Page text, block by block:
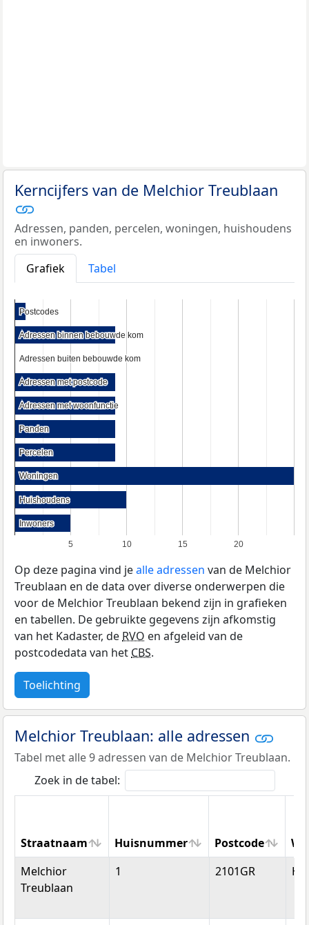
Kerncijfers van de Melchior Treublaan
Adressen, panden, percelen, woningen, huishoudens
en inwoners.
Grafiek
Tabel
5 10 15 20
Postcodes
Postcodes
Adressen binnen bebouwde kom
Adressen binnen bebouwde kom
Adressen buiten bebouwde kom
Adressen buiten bebouwde kom
Adressen met postcode
Adressen met postcode
Adressen met woonfunctie
Adressen met woonfunctie
Panden
Panden
Percelen
Percelen
Woningen
Woningen
Huishoudens
Huishoudens
Inwoners
Inwoners
Op deze pagina vind jealle adressen van de Melchior
Treublaan en de data over diverse onderwerpen die
voor de Melchior Treublaan bekend zijn in grafieken
en tabellen. De gebruikte gegevens zijn afkomstig
van het Kadaster, deRVO en afgeleid van de
postcodedata van hetCBS.
Toelichting
Melchior Treublaan: alle adressen
Tabel met alle 9 adressen van de Melchior Treublaan.
Zoek in de tabel:
Straatnaam Huisnummer Postcode
Straatnaam
Huisnummer Postcode
Melchior
Treublaan
1 2101GR